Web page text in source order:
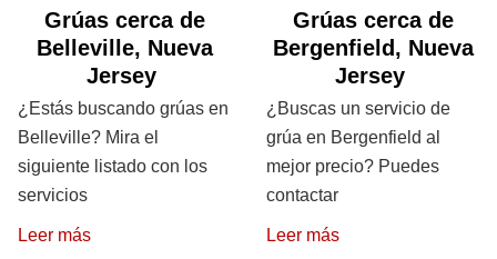
Grúas cerca de
Belleville, Nueva
Jersey
¿Estás buscando grúas en
Belleville? Mira el
siguiente listado con los
servicios
Leer más
Grúas cerca de
Bergenfield, Nueva
Jersey
¿Buscas un servicio de
grúa en Bergenfield al
mejor precio? Puedes
contactar
Leer más